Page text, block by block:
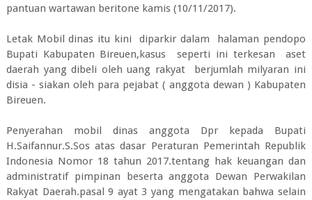
pantuan wartawan beritone kamis (10/11/2017).
Letak Mobil dinas itu kini diparkir dalam halaman pendopo
Bupati Kabupaten Bireuen,kasus seperti ini terkesan aset
daerah yang dibeli oleh uang rakyat berjumlah milyaran ini
disia - siakan oleh para pejabat ( anggota dewan ) Kabupaten
Bireuen.
Penyerahan mobil dinas anggota Dpr kepada Bupati
H.Saifannur.S.Sos atas dasar Peraturan Pemerintah Republik
Indonesia Nomor 18 tahun 2017.tentang hak keuangan dan
administratif pimpinan beserta anggota Dewan Perwakilan
Rakyat Daerah.pasal 9 ayat 3 yang mengatakan bahwa selain